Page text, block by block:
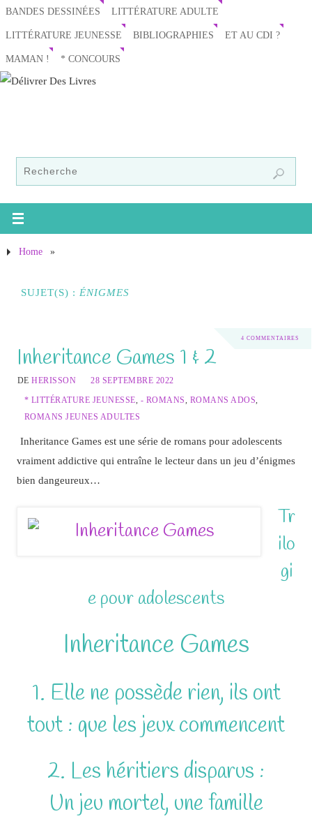
BANDES DESSINÉES LITTÉRATURE ADULTE
LITTÉRATURE JEUNESSE BIBLIOGRAPHIES ET AU CDI ?
MAMAN ! * CONCOURS
Home »
SUJET(S) : ÉNIGMES
4 COMMENTAIRES
Inheritance Games 1 & 2
DEHERISSON
28 SEPTEMBRE 2022
* LITTÉRATURE JEUNESSE, - ROMANS, ROMANS ADOS,
ROMANS JEUNES ADULTES
Inheritance Games est une série de romans pour adolescents
vraiment addictive qui entraîne le lecteur dans un jeu d’énigmes
bien dangeureux…
Tr
ilo
gi
e pour adolescents
Inheritance Games
1. Elle ne possède rien, ils ont
tout : que les jeux commencent
2. Les héritiers disparus :
Un jeu mortel, une famille